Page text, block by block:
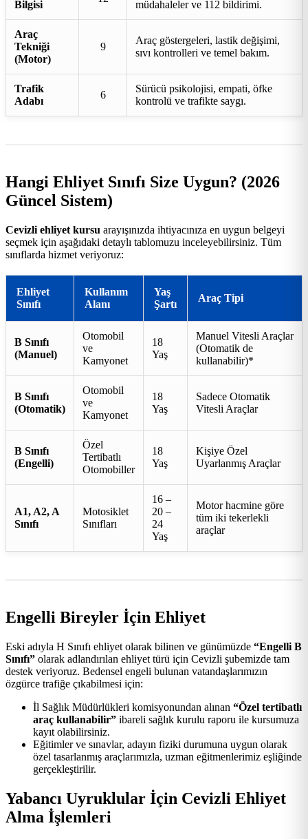
Bilgisi müdahaleler ve 112 bildirimi.
Araç
Tekniği
(Motor)
9
Araç göstergeleri, lastik değişimi,
sıvı kontrolleri ve temel bakım.
Trafik
Adabı
6
Sürücü psikolojisi, empati, öfke
kontrolü ve trafikte saygı.
Hangi Ehliyet Sınıfı Size Uygun? (2026
Güncel Sistem)
Cevizli ehliyet kursu arayışınızda ihtiyacınıza en uygun belgeyi
seçmek için aşağıdaki detaylı tablomuzu inceleyebilirsiniz. Tüm
sınıflarda hizmet veriyoruz:
Ehliyet
Sınıfı
Kullanım
Alanı
Yaş
Şartı
Araç Tipi
B Sınıfı
(Manuel)
Otomobil
ve
Kamyonet
18
Yaş
Manuel Vitesli Araçlar
(Otomatik de
kullanabilir)*
B Sınıfı
(Otomatik)
Otomobil
ve
Kamyonet
18
Yaş
Sadece Otomatik
Vitesli Araçlar
B Sınıfı
(Engelli)
Özel
Tertibatlı
Otomobiller
18
Yaş
Kişiye Özel
Uyarlanmış Araçlar
A1, A2, A
Sınıfı
Motosiklet
Sınıfları
16 –
20 –
24
Yaş
Motor hacmine göre
tüm iki tekerlekli
araçlar
Engelli Bireyler İçin Ehliyet
Eski adıyla H Sınıfı ehliyet olarak bilinen ve günümüzde “Engelli B
Sınıfı” olarak adlandırılan ehliyet türü için Cevizli şubemizde tam
destek veriyoruz. Bedensel engeli bulunan vatandaşlarımızın
özgürce trafiğe çıkabilmesi için:
İl Sağlık Müdürlükleri komisyonundan alınan “Özel tertibatlı
araç kullanabilir” ibareli sağlık kurulu raporu ile kursumuza
kayıt olabilirsiniz.
Eğitimler ve sınavlar, adayın fiziki durumuna uygun olarak
özel tasarlanmış araçlarımızla, uzman eğitmenlerimiz eşliğinde
gerçekleştirilir.
Yabancı Uyruklular İçin Cevizli Ehliyet
Alma İşlemleri